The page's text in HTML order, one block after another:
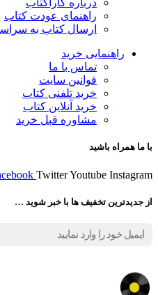
درباره کاراکتاب
راهنمای عودت کتاب
ارسال کتاب به
راهنمایی خرید
تماس با ما
قوانین سایت
خرید تلفنی کتاب
خرید آنلاین کتاب
مشاوره قبل خرید
با ما همراه باشید
TwitterYoutube Instagram
از جدیدترین تخفیف ها با خبر شوید …